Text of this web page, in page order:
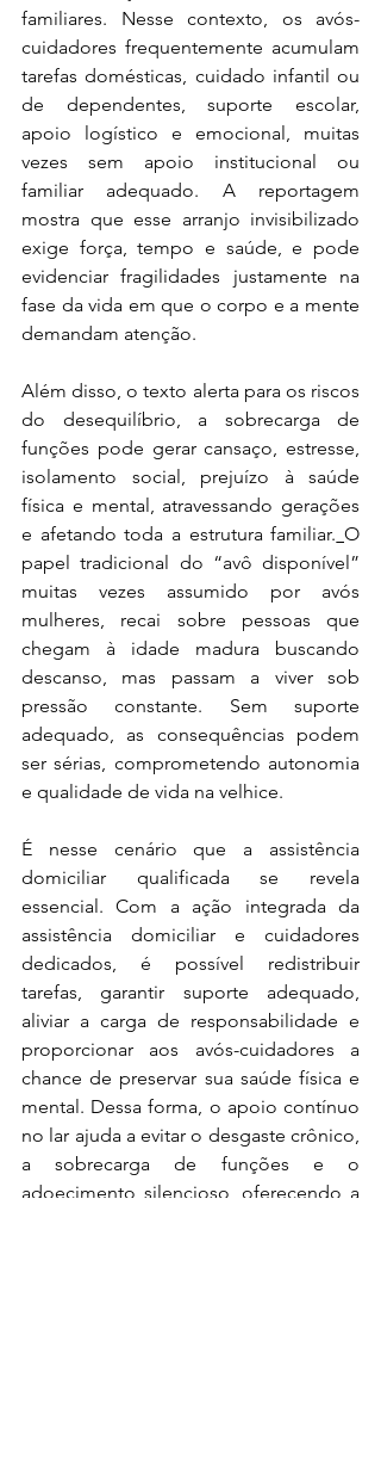
familiares. Nesse contexto, os avós-
cuidadores frequentemente acumulam
tarefas domésticas, cuidado infantil ou
de dependentes, suporte escolar,
apoio logístico e emocional, muitas
vezes sem apoio institucional ou
familiar adequado. A reportagem
mostra que esse arranjo invisibilizado
exige força, tempo e saúde, e pode
evidenciar fragilidades justamente na
fase da vida em que o corpo e a mente
demandam atenção.
Além disso, o texto alerta para os riscos
do desequilíbrio, a sobrecarga de
funções pode gerar cansaço, estresse,
isolamento social, prejuízo à saúde
física e mental, atravessando gerações
e afetando toda a estrutura familiar. O
papel tradicional do “avô disponível”
muitas vezes assumido por avós
mulheres, recai sobre pessoas que
chegam à idade madura buscando
descanso, mas passam a viver sob
pressão constante. Sem suporte
adequado, as consequências podem
ser sérias, comprometendo autonomia
e qualidade de vida na velhice.
É nesse cenário que a assistência
domiciliar qualificada se revela
essencial. Com a ação integrada da
assistência domiciliar e cuidadores
dedicados, é possível redistribuir
tarefas, garantir suporte adequado,
aliviar a carga de responsabilidade e
proporcionar aos avós-cuidadores a
chance de preservar sua saúde física e
mental. Dessa forma, o apoio contínuo
no lar ajuda a evitar o desgaste crônico,
a sobrecarga de funções e o
adoecimento silencioso, oferecendo a